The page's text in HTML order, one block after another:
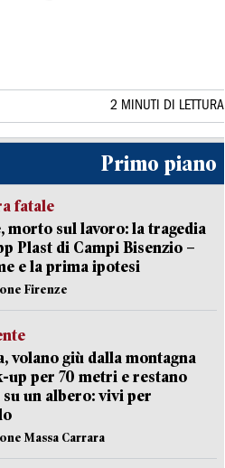
2 MINUTI DI LETTURA
Primo piano
fatale
morto sul lavoro: la tragedia
Plast di Campi Bisenzio –
e la prima ipotesi
Firenze
volano giù dalla montagna
up per 70 metri e restano
su un albero: vivi per
Massa Carrara